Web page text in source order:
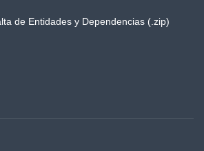
de Entidades y Dependencias (.zip)